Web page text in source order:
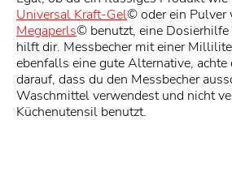
Universal Kraft-Gel© oder ein Pulver
Megaperls© benutzt, eine
hilft dir. Messbecher mit einer
ebenfalls eine gute Alternative,
darauf, dass du den Messbecher
Waschmittel verwendest und nicht
Küchenutensil benutzt.